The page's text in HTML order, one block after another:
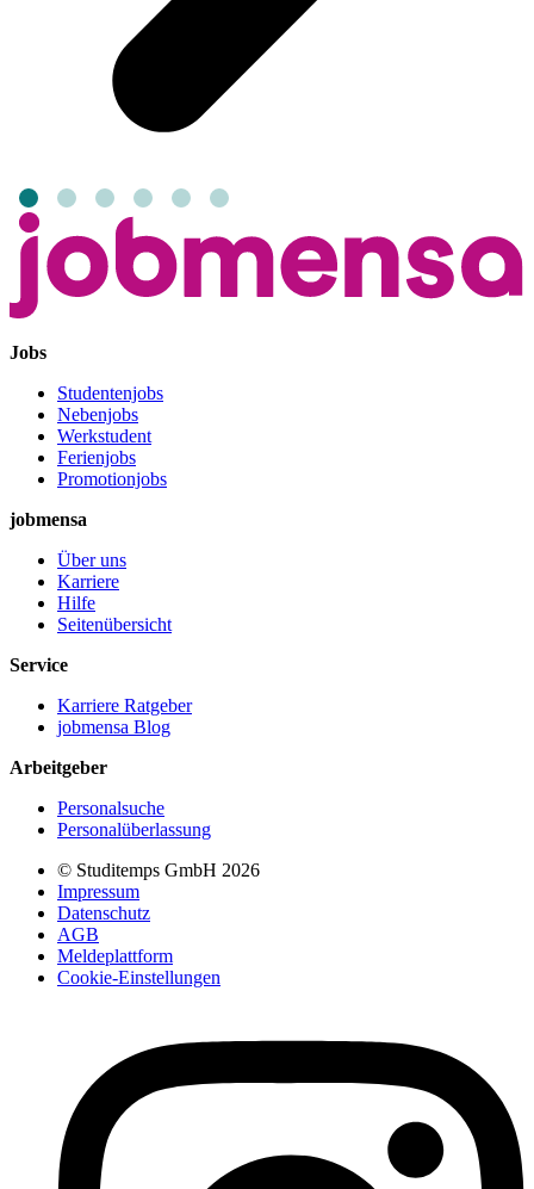
Jobs
Studentenjobs
Nebenjobs
Werkstudent
Ferienjobs
Promotionjobs
jobmensa
Über uns
Karriere
Hilfe
Seitenübersicht
Service
Karriere Ratgeber
jobmensa Blog
Arbeitgeber
Personalsuche
Personalüberlassung
© Studitemps GmbH 2026
Impressum
Datenschutz
AGB
Meldeplattform
Cookie-Einstellungen